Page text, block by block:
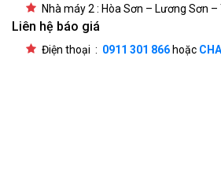
Nhà máy 2 : Hòa Sơn – Lương Sơn –
Liên hệ báo giá
Điện thoại : 0911 301 866 hoặc